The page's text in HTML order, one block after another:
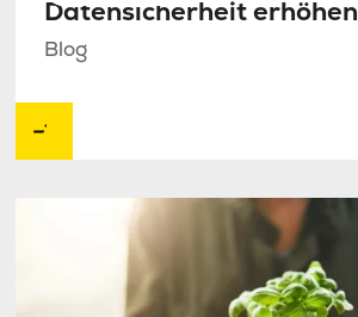
Datensicherheit erhöhen
Blog